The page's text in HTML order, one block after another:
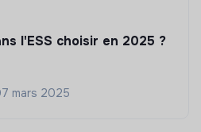
l'ESS choisir en 2025 ?
mars 2025